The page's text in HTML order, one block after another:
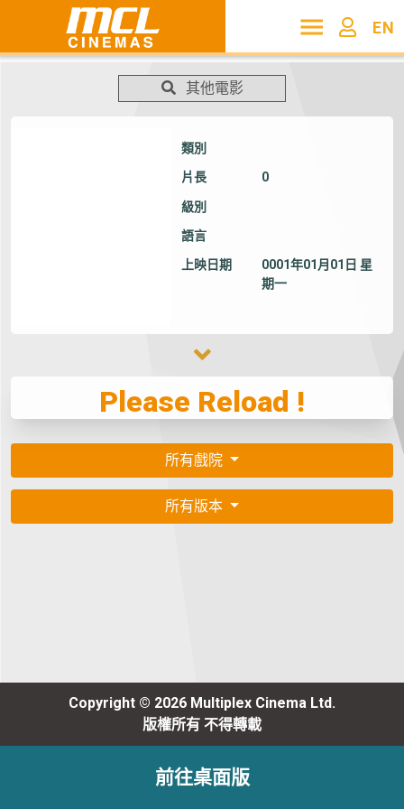
EN
其他電影
類別
片長 0
級別
語言
上映日期
0001年01月01日 星
期一
Please Reload !
所有戲院
所有版本
Copyright © 2026 Multiplex Cinema Ltd.
版權所有 不得轉載
前往桌面版